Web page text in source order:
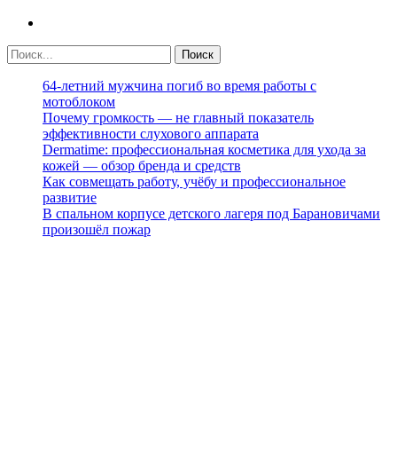
64-летний мужчина погиб во время работы с
мотоблоком
Почему громкость — не главный показатель
эффективности слухового аппарата
Dermatime: профессиональная косметика для ухода за
кожей — обзор бренда и средств
Как совмещать работу, учёбу и профессиональное
развитие
В спальном корпусе детского лагеря под Барановичами
произошёл пожар